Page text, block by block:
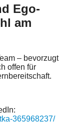
Ego-
am
– bevorzugt
offen für
365968237/